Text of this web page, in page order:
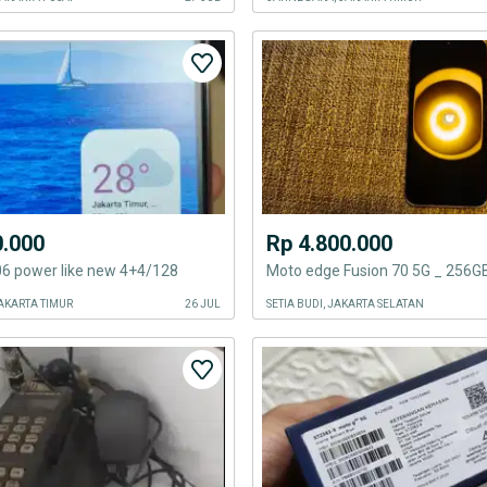
power like new 4+4/128
TIMUR 26 JUL
Rp 4.800.000
Moto edge Fusion 70 5G _
SETIA BUDI, JAKARTA SELATAN